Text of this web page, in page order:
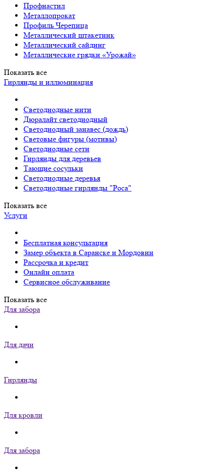
Профнастил
Металлопрокат
Профиль Черепица
Металлический штакетник
Металлический сайдинг
Металлические грядки «Урожай»
Показать все
Гирлянды и иллюминация
Светодиодные нити
Дюралайт светодиодный
Светодиодный занавес (дождь)
Световые фигуры (мотивы)
Светодиодные сети
Гирлянды для деревьев
Тающие сосульки
Светодиодные деревья
Светодиодные гирлянды "Роса"
Показать все
Услуги
Бесплатная консультация
Замер объекта в Саранске и Мордовии
Рассрочка и кредит
Онлайн оплата
Сервисное обслуживание
Показать все
Для забора
Для дачи
Гирлянды
Для кровли
Для забора